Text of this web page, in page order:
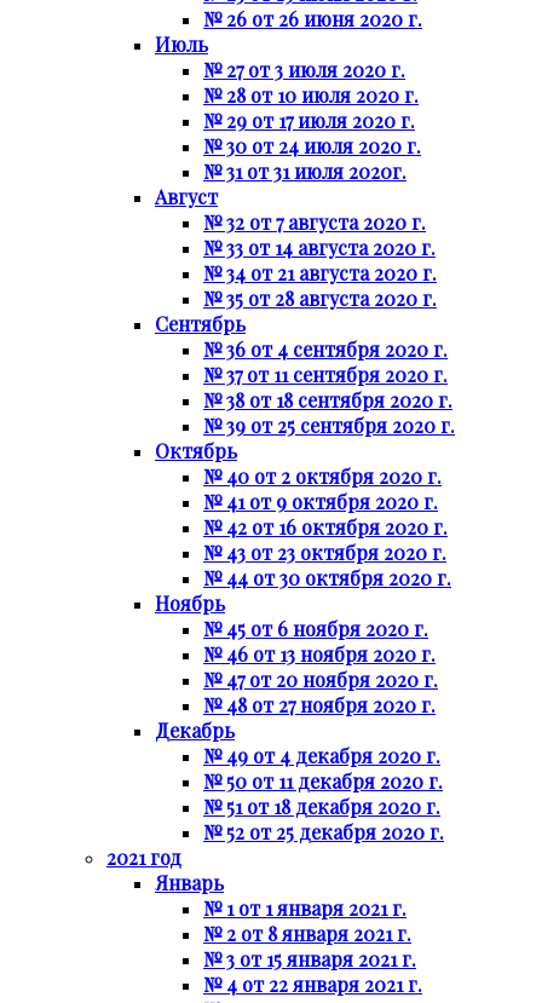
№ 26 от 26 июня 2020 г.
Июль
№ 27 от 3 июля 2020 г.
№ 28 от 10 июля 2020 г.
№ 29 от 17 июля 2020 г.
№ 30 от 24 июля 2020 г.
№ 31 от 31 июля 2020г.
Август
№ 32 от 7 августа 2020 г.
№ 33 от 14 августа 2020 г.
№ 34 от 21 августа 2020 г.
№ 35 от 28 августа 2020 г.
Сентябрь
№ 36 от 4 сентября 2020 г.
№ 37 от 11 сентября 2020 г.
№ 38 от 18 сентября 2020 г.
№ 39 от 25 сентября 2020 г.
Октябрь
№ 40 от 2 октября 2020 г.
№ 41 от 9 октября 2020 г.
№ 42 от 16 октября 2020 г.
№ 43 от 23 октября 2020 г.
№ 44 от 30 октября 2020 г.
Ноябрь
№ 45 от 6 ноября 2020 г.
№ 46 от 13 ноября 2020 г.
№ 47 от 20 ноября 2020 г.
№ 48 от 27 ноября 2020 г.
Декабрь
№ 49 от 4 декабря 2020 г.
№ 50 от 11 декабря 2020 г.
№ 51 от 18 декабря 2020 г.
№ 52 от 25 декабря 2020 г.
2021 год
Январь
№ 1 от 1 января 2021 г.
№ 2 от 8 января 2021 г.
№ 3 от 15 января 2021 г.
№ 4 от 22 января 2021 г.